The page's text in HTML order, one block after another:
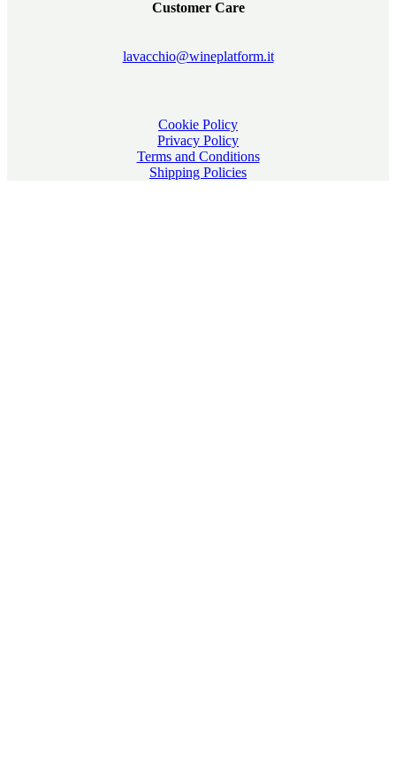
Customer Care
lavacchio@wineplatform.it
Cookie Policy
Privacy Policy
Terms and Conditions
Shipping Policies